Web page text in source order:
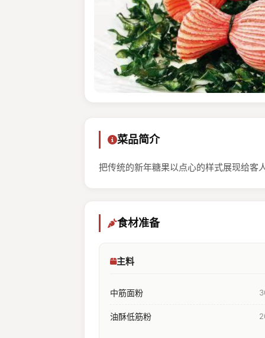
菜品简介
把传统的新年糖果以点心的样式展现给客
食材准备
主料
中筋面粉
油酥低筋粉